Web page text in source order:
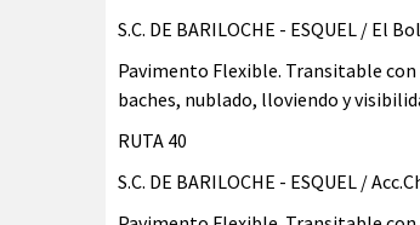
S.C. DE BARILOCHE - ESQUEL / El
Pavimento Flexible. Transitable
baches, nublado, lloviendo y
RUTA 40
S.C. DE BARILOCHE - ESQUEL /